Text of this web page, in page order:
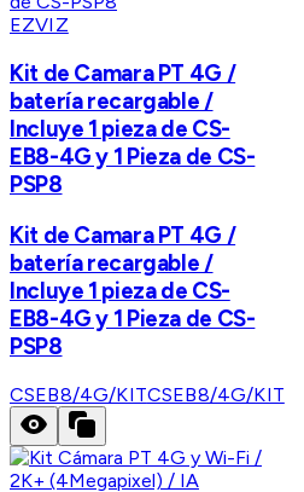
EZVIZ
Kit de Camara PT 4G /
batería recargable /
Incluye 1 pieza de CS-
EB8-4G y 1 Pieza de CS-
PSP8
Kit de Camara PT 4G /
batería recargable /
Incluye 1 pieza de CS-
EB8-4G y 1 Pieza de CS-
PSP8
CSEB8/4G/KITCSEB8/4G/KIT